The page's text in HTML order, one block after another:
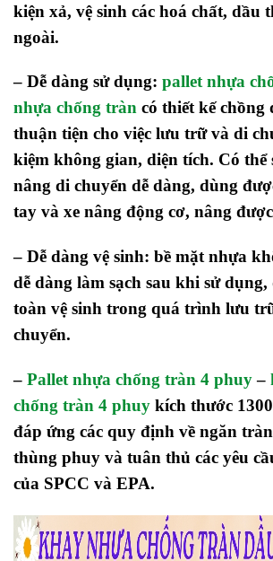
kiện xả, vệ sinh các hoá chất, dầu
ngoài.
– Dễ dàng sử dụng: pallet nhựa
nhựa chống tràn có thiết kế chồng
thuận tiện cho việc lưu trữ và di
kiệm không gian, diện tích. Có thể
nâng di chuyển dễ dàng, dùng
tay và xe nâng động cơ, nâng
– Dễ dàng vệ sinh: bề mặt nhựa
dễ dàng làm sạch sau khi sử
toàn vệ sinh trong quá trình lưu
chuyển.
– Pallet nhựa chống tràn 4 phuy–
chống tràn 4 phuy kích thước
đáp ứng các quy định về ngăn
thùng phuy và tuân thủ các yêu
của SPCC và EPA.